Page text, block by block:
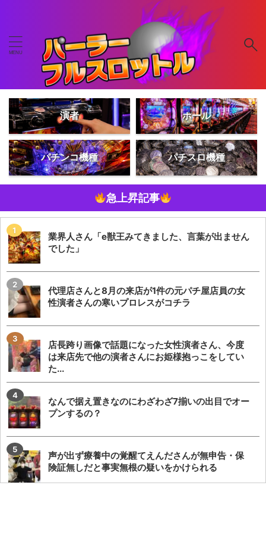
演者 ホール
パチンコ機種 パチスロ機種
急上昇記事
業界人さん「e獣王みてきました、言葉が出ません
でした」
代理店さんと8月の来店が1件の元パチ屋店員の女
性演者さんの寒いプロレスがコチラ
店長跨り画像で話題になった女性演者さん、今度
は来店先で他の演者さんにお姫様抱っこをしてい
た...
なんで据え置きなのにわざわざ7揃いの出目でオー
プンするの？
声が出ず療養中の覚醒てえんださんが無申告・保
険証無しだと事実無根の疑いをかけられる